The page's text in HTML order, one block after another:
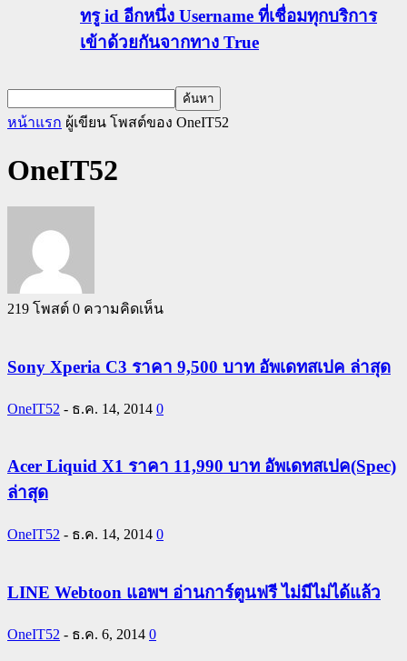
ทรู id อีกหนึ่ง Username ที่เชื่อมทุกบริการ
เข้าด้วยกันจากทาง True
หน้าแรก ผู้เขียน โพสต์ของ OneIT52
OneIT52
219 โพสต์ 0 ความคิดเห็น
Sony Xperia C3 ราคา 9,500 บาท อัพเดทสเปค ล่าสุด
OneIT52 - ธ.ค. 14, 2014 0
Acer Liquid X1 ราคา 11,990 บาท อัพเดทสเปค(Spec)
ล่าสุด
OneIT52 - ธ.ค. 14, 2014 0
LINE Webtoon แอพฯ อ่านการ์ตูนฟรี ไม่มีไม่ได้แล้ว
OneIT52 - ธ.ค. 6, 2014 0